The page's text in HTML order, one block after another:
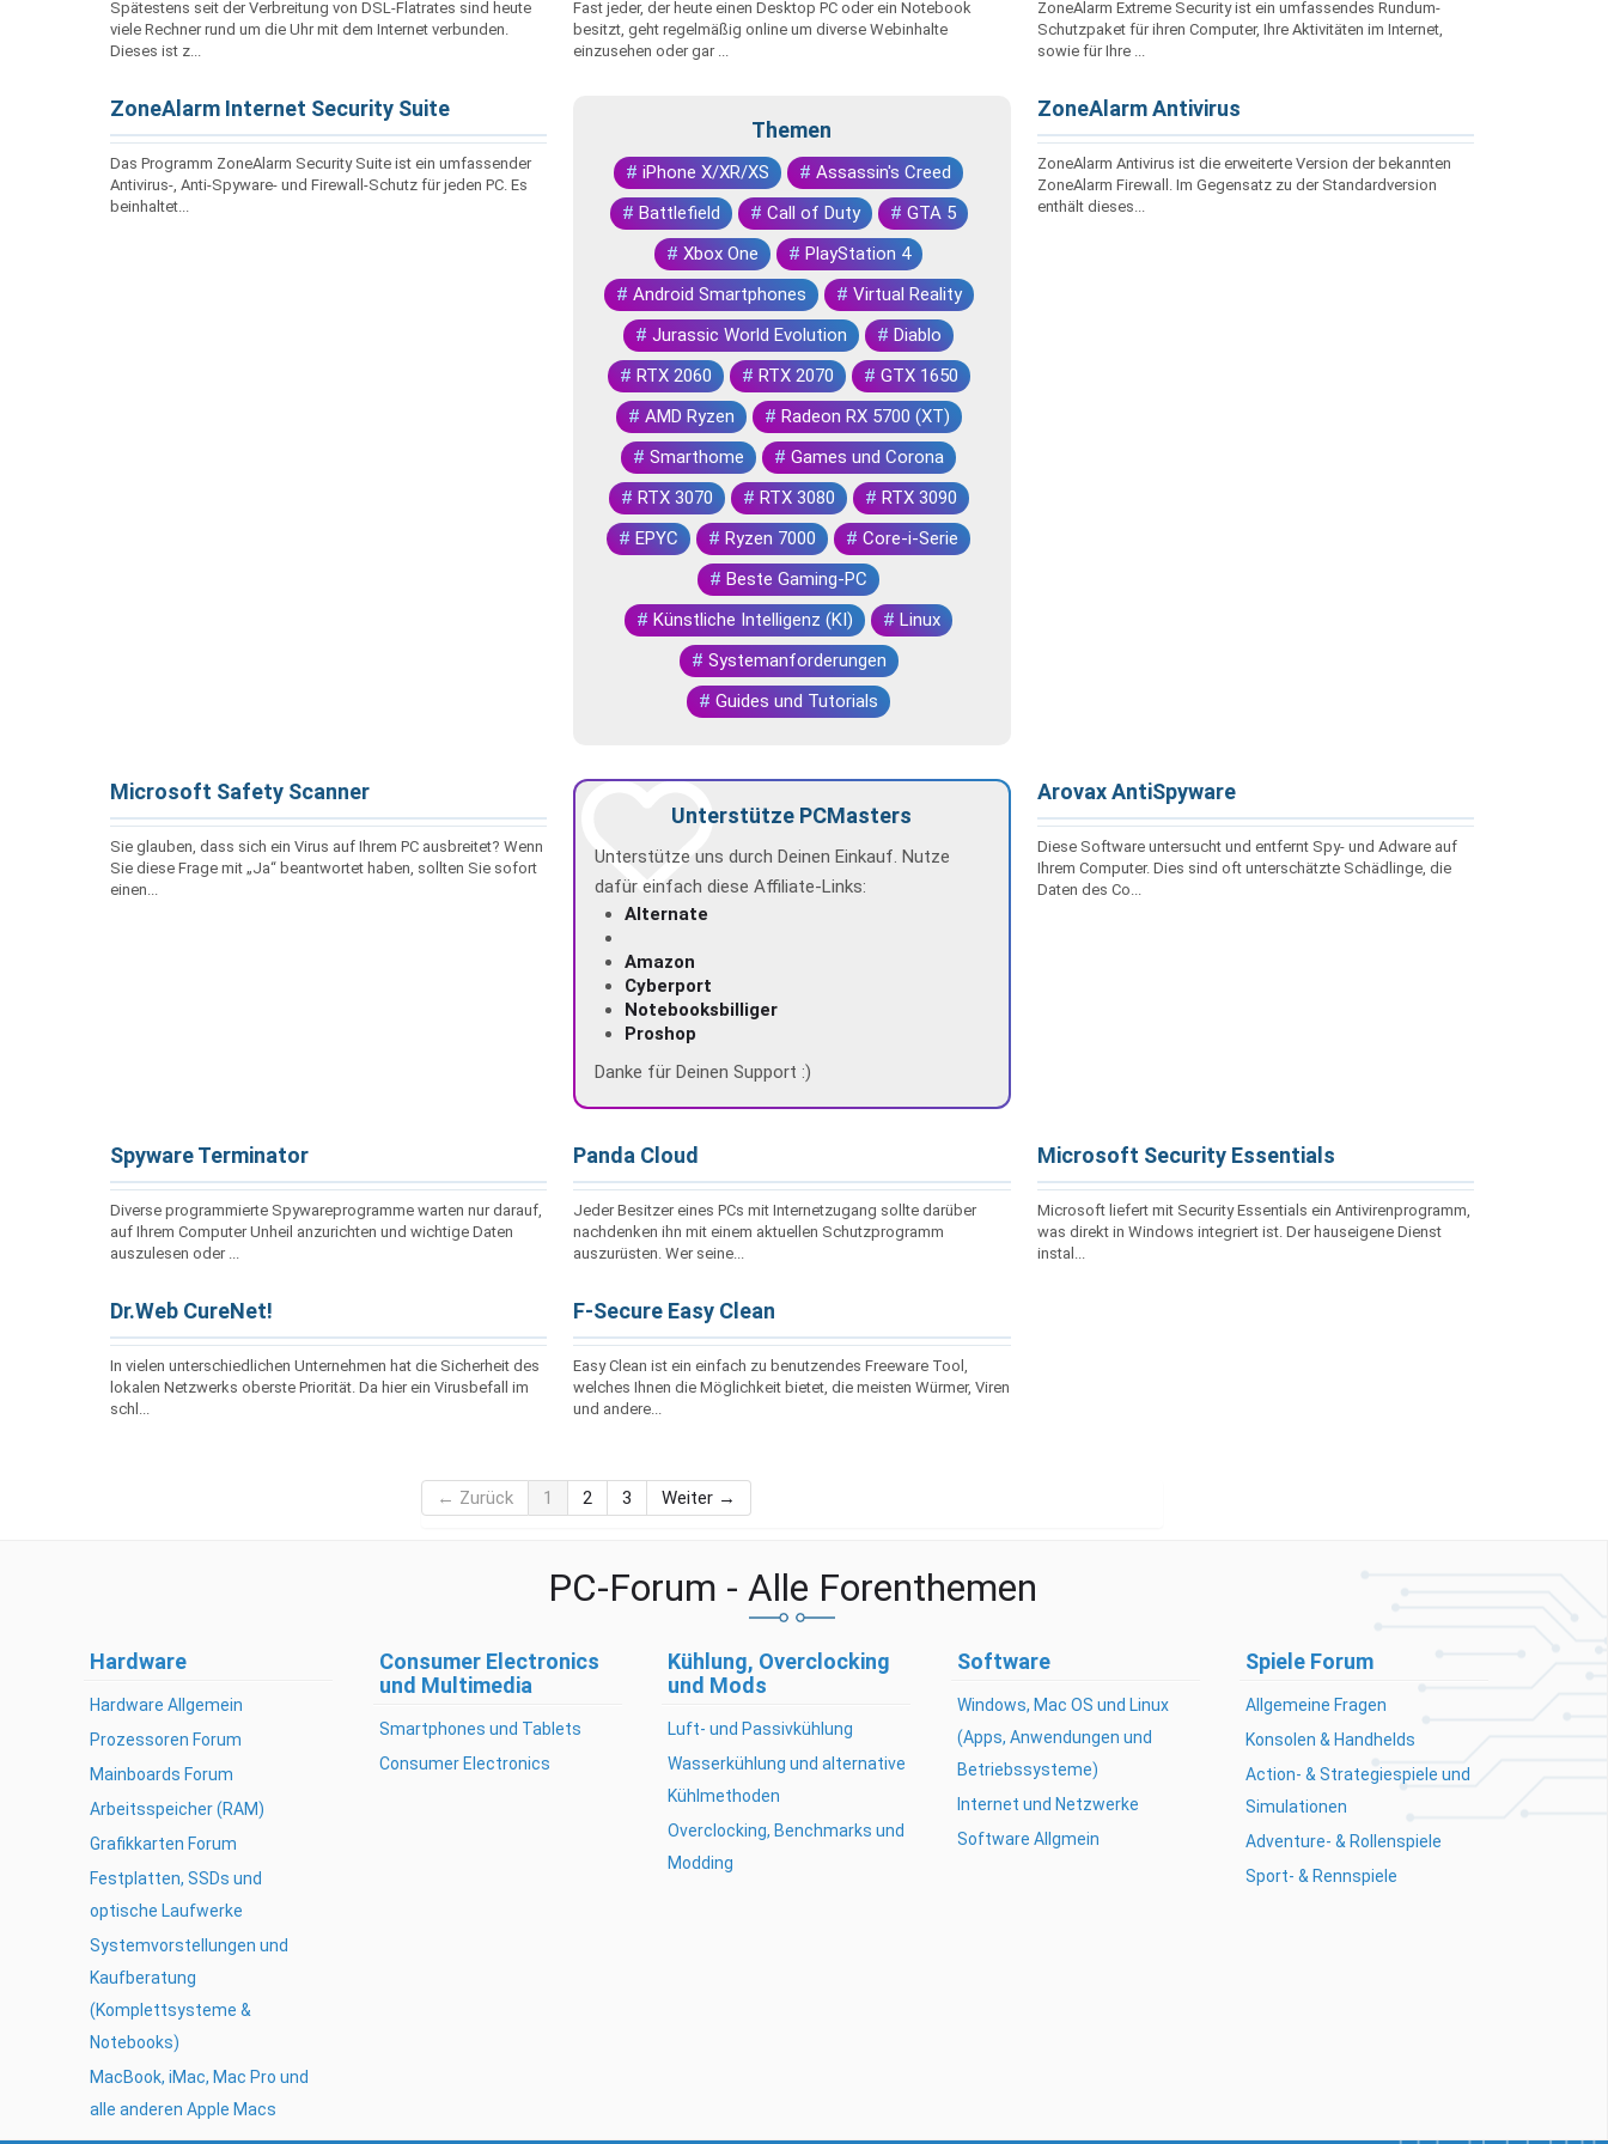
Spätestens seit der Verbreitung von DSL-Flatrates sind heute
viele Rechner rund um die Uhr mit dem Internet verbunden.
Dieses ist z...
Fast jeder, der heute einen Desktop PC oder ein Notebook
besitzt, geht regelmäßig online um diverse Webinhalte
einzusehen oder gar ...
ZoneAlarm Extreme Security ist ein umfassendes Rundum-
Schutzpaket für ihren Computer, Ihre Aktivitäten im Internet,
sowie für Ihre ...
ZoneAlarm Internet Security Suite
Das Programm ZoneAlarm Security Suite ist ein umfassender
Antivirus-, Anti-Spyware- und Firewall-Schutz für jeden PC. Es
beinhaltet...
Themen
#iPhone X/XR/XS #Assassin's Creed
# Battlefield # Call of Duty # GTA 5
#Xbox One #PlayStation 4
# Android Smartphones # Virtual Reality
#Jurassic World Evolution #Diablo
# RTX 2060 # RTX 2070 # GTX 1650
# AMD Ryzen # Radeon RX 5700 (XT)
#Smarthome #Games und Corona
# RTX 3070 # RTX 3080 # RTX 3090
#EPYC #Ryzen 7000 #Core-i-Serie
#Beste Gaming-PC
#Künstliche Intelligenz (KI) #Linux
# Systemanforderungen
#Guides und Tutorials
ZoneAlarm Antivirus
ZoneAlarm Antivirus ist die erweiterte Version der bekannten
ZoneAlarm Firewall. Im Gegensatz zu der Standardversion
enthält dieses...
Microsoft Safety Scanner
Sie glauben, dass sich ein Virus auf Ihrem PC ausbreitet? Wenn
Sie diese Frage mit „Ja“ beantwortet haben, sollten Sie sofort
einen...
Unterstütze PCMasters
Unterstütze uns durch Deinen Einkauf. Nutze
dafür einfach diese Affiliate-Links:
Alternate
Amazon
Cyberport
Notebooksbilliger
Proshop
Danke für Deinen Support :)
Arovax AntiSpyware
Diese Software untersucht und entfernt Spy- und Adware auf
Ihrem Computer. Dies sind oft unterschätzte Schädlinge, die
Daten des Co...
Spyware Terminator
Diverse programmierte Spywareprogramme warten nur darauf,
auf Ihrem Computer Unheil anzurichten und wichtige Daten
auszulesen oder ...
Panda Cloud
Jeder Besitzer eines PCs mit Internetzugang sollte darüber
nachdenken ihn mit einem aktuellen Schutzprogramm
auszurüsten. Wer seine...
Microsoft Security Essentials
Microsoft liefert mit Security Essentials ein Antivirenprogramm,
was direkt in Windows integriert ist. Der hauseigene Dienst
instal...
Dr.Web CureNet!
In vielen unterschiedlichen Unternehmen hat die Sicherheit des
lokalen Netzwerks oberste Priorität. Da hier ein Virusbefall im
schl...
F-Secure Easy Clean
Easy Clean ist ein einfach zu benutzendes Freeware Tool,
welches Ihnen die Möglichkeit bietet, die meisten Würmer, Viren
und andere...
← Zurück 1 2 3 Weiter →
PC-Forum - Alle Forenthemen
Hardware
Hardware Allgemein
Prozessoren Forum
Mainboards Forum
Arbeitsspeicher (RAM)
Grafikkarten Forum
Festplatten, SSDs und
optische Laufwerke
Systemvorstellungen und
Kaufberatung
(Komplettsysteme &
Notebooks)
MacBook, iMac, Mac Pro und
alle anderen Apple Macs
Consumer Electronics
und Multimedia
Smartphones und Tablets
Consumer Electronics
Kühlung, Overclocking
und Mods
Luft- und Passivkühlung
Wasserkühlung und alternative
Kühlmethoden
Overclocking, Benchmarks und
Modding
Software
Windows, Mac OS und Linux
(Apps, Anwendungen und
Betriebssysteme)
Internet und Netzwerke
Software Allgmein
Spiele Forum
Allgemeine Fragen
Konsolen & Handhelds
Action- & Strategiespiele und
Simulationen
Adventure- & Rollenspiele
Sport- & Rennspiele